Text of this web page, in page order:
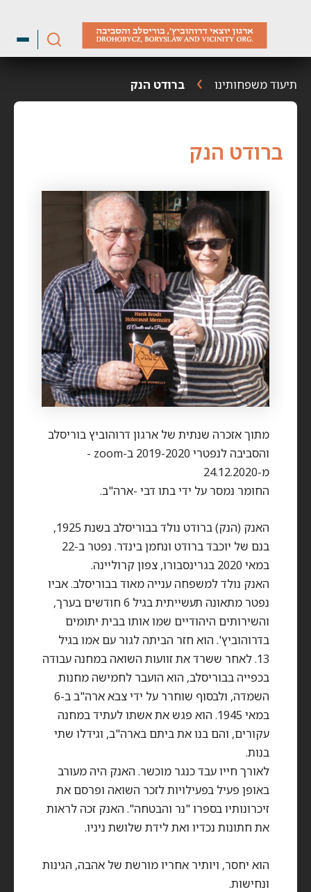
תיעוד משפחותינו ברודט הנק
ברודט הנק
מתוך אזכרה שנתית של ארגון דרוהוביץ בוריסלב
והסביבה לנפטרי 2019-2020 ב-zoom -
מ-24.12.2020
החומר נמסר על ידי בתו דבי -ארה"ב.
האנק (הנק) ברודט נולד בבוריסלב בשנת 1925,
בנם של יוכבד ברודט ונחמן בינדר. נפטר ב-22
במאי 2020 בגרינסבורו, צפון קרוליינה.
האנק נולד למשפחה ענייה מאוד בבוריסלב. אביו
נפטר מתאונה תעשייתית בגיל 6 חודשים בערך,
והשירותים היהודיים שמו אותו בבית יתומים
בדרוהוביץ'. הוא חזר הביתה לגור עם אמו בגיל
13. לאחר ששרד את זוועות השואה במחנה עבודה
בכפייה בבוריסלב, הוא הועבר לחמישה מחנות
השמדה, ולבסוף שוחרר על ידי צבא ארה"ב ב-6
במאי 1945. הוא פגש את אשתו לעתיד במחנה
עקורים, והם בנו את ביתם בארה"ב, וגידלו שתי
בנות.
לאורך חייו עבד כנגר מוכשר. האנק היה מעורב
באופן פעיל בפעילויות לזכר השואה ופרסם את
זיכרונותיו בספרו "נר והבטחה". האנק זכה לראות
את חתונות נכדיו ואת לידת שלושת ניניו.
הוא יחסר, ויותיר אחריו מורשת של אהבה, הגינות
ונחישות.